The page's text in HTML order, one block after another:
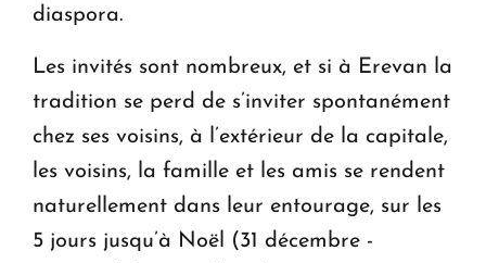
diaspora.
Les invités sont nombreux, et si à Erevan la
tradition se perd de s’inviter spontanément
chez ses voisins, à l’extérieur de la capitale,
les voisins, la famille et les amis se rendent
naturellement dans leur entourage, sur les
5 jours jusqu’à Noël (31 décembre -